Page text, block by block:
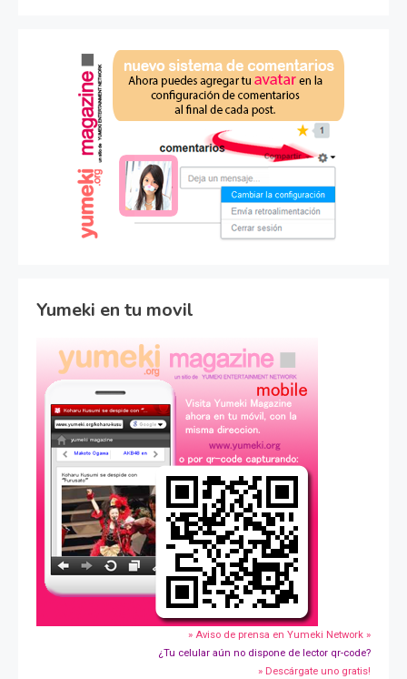
Yumeki en tu movil
» Aviso de prensa en Yumeki Network »
¿Tu celular aún no dispone de lector qr-code?
» Descárgate uno gratis!